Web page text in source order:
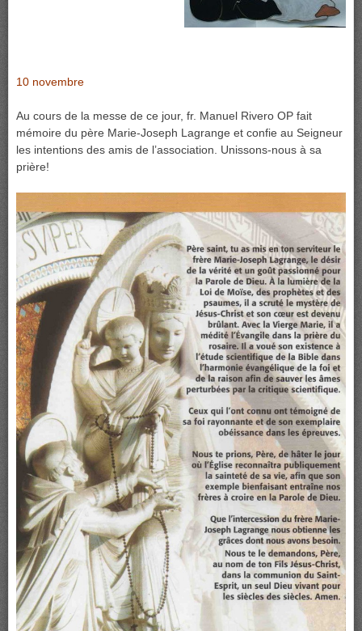
10 novembre
Au cours de la messe de ce jour, fr. Manuel Rivero OP fait
mémoire du père Marie-Joseph Lagrange et confie au Seigneur
les intentions des amis de l’association. Unissons-nous à sa
prière!